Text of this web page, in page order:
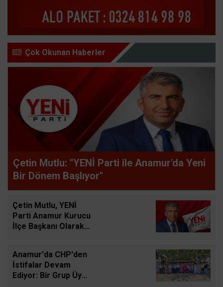
Çok Okunan Haberler
Çetin Mutlu: "YENİ Parti ile Anamur'da Yeni
Bir Dönem Başlıyor"
Çetin Mutlu, YENİ
Parti Anamur Kurucu
İlçe Başkanı Olarak
Anamur'da CHP'den
İstifalar Devam
Ediyor: Bir Grup Üye